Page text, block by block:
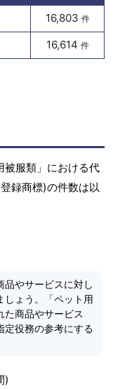
16,803 件
16,614 件
被服類」における代
録商標)の件数は以
品やサービスに対し
しょう。「ペット用
た商品やサービス
定役務の参考にする
)